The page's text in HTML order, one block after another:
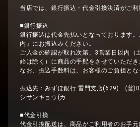
当店では、銀行振込・代金引換決済がご利
■銀行振込
銀行振込は代金先払いとなっております
内』にお振込みください。
ご入金の確認が取れ次第、3営業日以内（
始は除く）に商品の手配をさせていただき
なお、振込手数料は、お客様のご負担とな
振込先：みずほ銀行 雷門支店(629) (普
シサンギョウ(カ
■代金引換
代金引換配送は、商品がご利用者のお手